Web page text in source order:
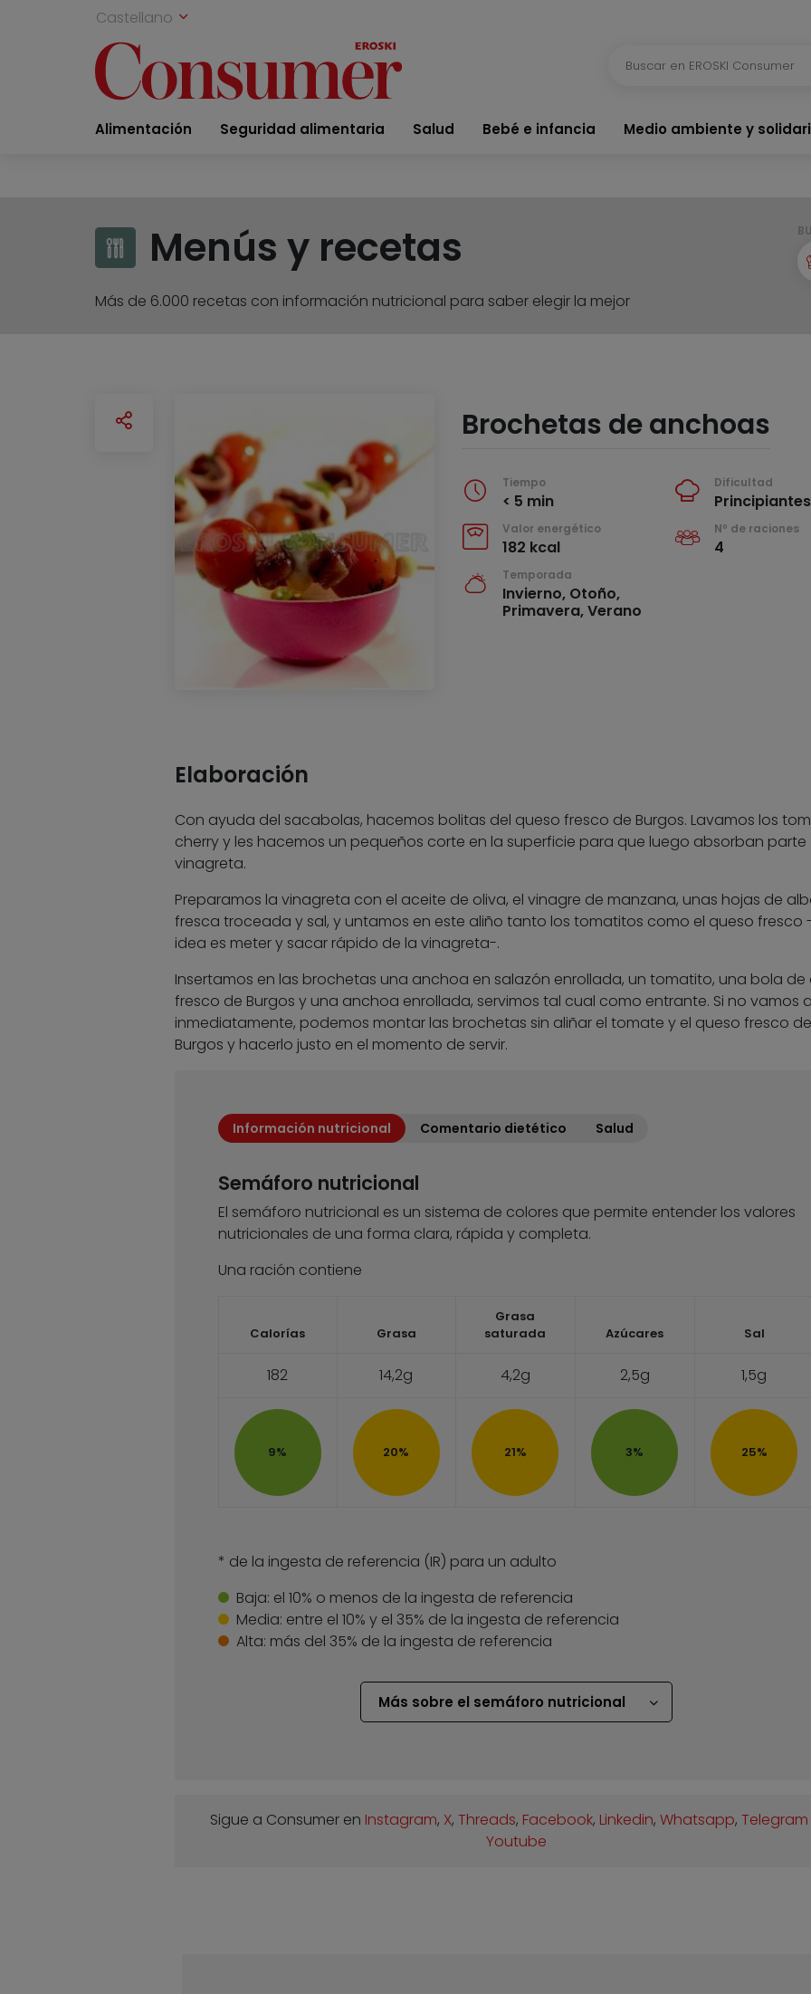
Castellano
Alimentación Seguridad alimentaria Salud Bebé e infancia Medio ambiente y
Menús y recetas
Más de 6.000 recetas con información nutricional para saber elegir la mejor
Brochetas de anchoas
Tiempo
< 5 min
Dificultad
Principiantes
Valor energético
182 kcal
Nº de raciones
4
Temporada
Invierno, Otoño,
Primavera, Verano
Elaboración
Con ayuda del sacabolas, hacemos bolitas del queso fresco de Burgos. Lavamos los
cherry y les hacemos un pequeños corte en la superficie para que luego absorban parte
vinagreta.
Preparamos la vinagreta con el aceite de oliva, el vinagre de manzana, unas hojas de
fresca troceada y sal, y untamos en este aliño tanto los tomatitos como el queso fresco
idea es meter y sacar rápido de la vinagreta-.
Insertamos en las brochetas una anchoa en salazón enrollada, un tomatito, una bola de
fresco de Burgos y una anchoa enrollada, servimos tal cual como entrante. Si no vamos
inmediatamente, podemos montar las brochetas sin aliñar el tomate y el queso fresco de
Burgos y hacerlo justo en el momento de servir.
Información nutricional Comentario dietético Salud
Semáforo nutricional
El semáforo nutricional es un sistema de colores que permite entender los valores
nutricionales de una forma clara, rápida y completa.
Una ración contiene
Calorías Grasa
Grasa
saturada
Azúcares Sal
182 14,2g 4,2g 2,5g 1,5g
9% 20% 21% 3% 25%
* de la ingesta de referencia (IR) para un adulto
Baja: el 10% o menos de la ingesta de referencia
Media: entre el 10% y el 35% de la ingesta de referencia
Alta: más del 35% de la ingesta de referencia
Más sobre el semáforo nutricional
Sigue a Consumer en Instagram, X,Threads, Facebook, Linkedin,Whatsapp,Telegram
Youtube